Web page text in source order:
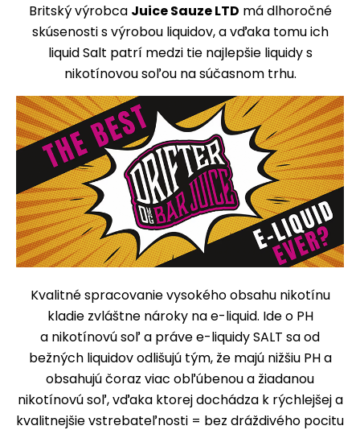
Britský výrobca Juice Sauze LTD má dlhoročné
skúsenosti s výrobou liquidov, a vďaka tomu ich
liquid Salt patrí medzi tie najlepšie liquidy s
nikotínovou soľou na súčasnom trhu.
Kvalitné spracovanie vysokého obsahu nikotínu
kladie zvláštne nároky na e-liquid. Ide o PH
a nikotínovú soľ a práve e-liquidy SALT sa od
bežných liquidov odlišujú tým, že majú nižšiu PH a
obsahujú čoraz viac obľúbenou a žiadanou
nikotínovú soľ, vďaka ktorej dochádza k rýchlejšej a
kvalitnejšie vstrebateľnosti = bez dráždivého pocitu